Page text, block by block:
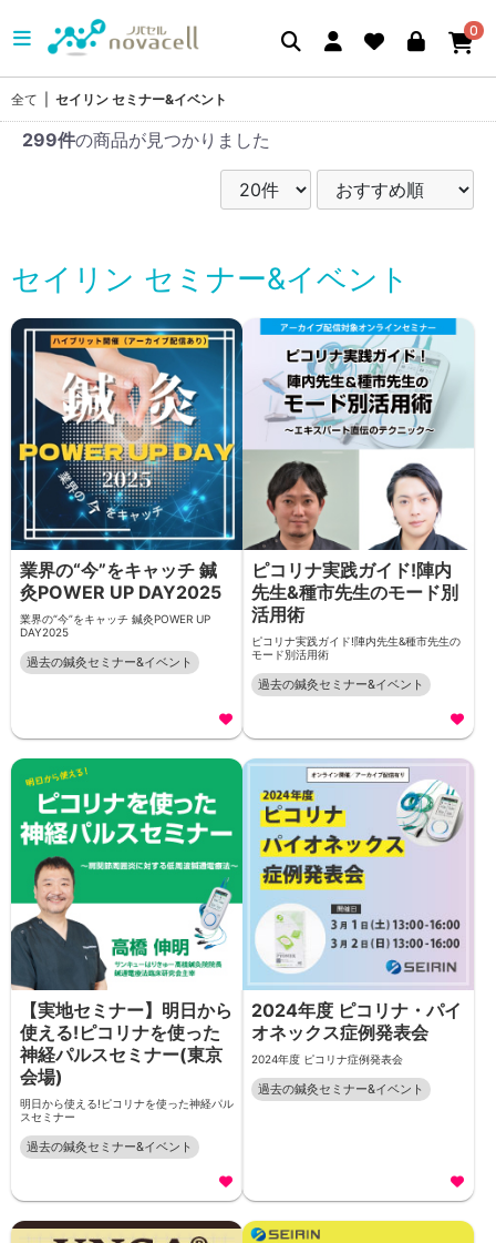
0
全て セイリン セミナー&イベント
299件の商品が見つかりました
セイリン セミナー&イベント
業界の“今”をキャッチ 鍼
灸POWER UP DAY2025
業界の“今”をキャッチ 鍼灸POWER UP
DAY2025
過去の鍼灸セミナー&イベント
ピコリナ実践ガイド!陣内
先生&種市先生のモード別
活用術
ピコリナ実践ガイド!陣内先生&種市先生の
モード別活用術
過去の鍼灸セミナー&イベント
【実地セミナー】明日から
使える!ピコリナを使った
神経パルスセミナー(東京
会場)
明日から使える!ピコリナを使った神経パル
スセミナー
過去の鍼灸セミナー&イベント
2024年度 ピコリナ・パイ
オネックス症例発表会
2024年度 ピコリナ症例発表会
過去の鍼灸セミナー&イベント